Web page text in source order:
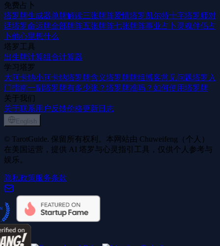
免费占卜
塔罗牌生成器单牌解读三张牌阵爱情塔罗凯尔特十字塔罗师对
话塔罗命运牌全部牌阵五张牌阵七张牌阵事业占卜 灵魂伴侣占
卜他心里想什么
塔罗工具
出生牌计算组合计算器
学习塔罗
大阿卡纳小阿卡纳塔罗牌含义塔罗牌牌组博客常见问题塔罗入
门指南一副塔罗牌有多少张？ 塔罗牌准吗？ 如何使用塔罗牌
关于我们
关于联系用户反馈价格更新日志
English
© TarotGuide. 保留所有权利。本网站由 Chuweifeng（个人）
在美国运营，提供 AI 塔罗与心灵指引工具，仅供个人参考与
娱乐。
隐私政策服务条款